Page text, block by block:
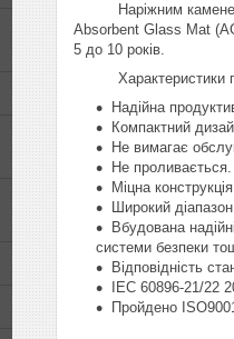
Наріжним каменем
Absorbent Glass Mat
5 до 10 років.
Характеристики
Надійна
Компактний
Не вимагає
Не проливається.
Міцна
Широкий
Вбудована
системи безпеки
Відповідність
IEC 60896-21/22
Пройдено